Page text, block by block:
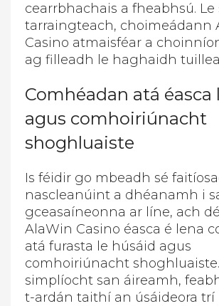
cearrbhachais a fheabhsú.
tarraingteach, choimeádann
Casino atmaisféar a
ag filleadh le haghaidh
Comhéadan atá éasca
agus comhoiriúnacht
shoghluaiste
Is féidir go mbeadh sé
nascleanúint a dhéanamh i
gceasaíneonna ar líne, ach
AlaWin Casino éasca é lena
atá furasta le húsáid agus
comhoiriúnacht
simplíocht san áireamh,
t-ardán taithí an úsáideora trí